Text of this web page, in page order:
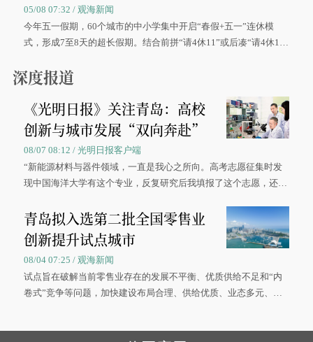
05/08 07:32 / 观海新闻
今年五一假期，60个城市的中小学集中开启“春假+五一”连休模
式，形成7至8天的超长假期。结合前拼“请4休11”或后凑“请4休1
深度报道
《光明日报》关注青岛：高校
创新与城市发展“双向奔赴”
08/07 08:12 / 光明日报客户端
“新能源材料与器件领域，一直是我心之所向。高考志愿征集时发
现中国海洋大学有这个专业，反复研究后我填报了这个志愿，还真
大学材料科学与工程学院材料类专业的录取通知书。
青岛拟入选第二批全国零售业
创新提升试点城市
08/04 07:25 / 观海新闻
试点旨在破解当前零售业存在的发展不平衡、优质供给不足和“内
卷式”竞争等问题，加快建设布局合理、供给优质、业态多元、智